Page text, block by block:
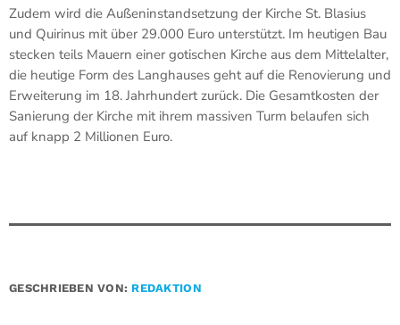
Zudem wird die Außeninstandsetzung der Kirche St. Blasius
und Quirinus mit über 29.000 Euro unterstützt. Im heutigen Bau
stecken teils Mauern einer gotischen Kirche aus dem Mittelalter,
die heutige Form des Langhauses geht auf die Renovierung und
Erweiterung im 18. Jahrhundert zurück. Die Gesamtkosten der
Sanierung der Kirche mit ihrem massiven Turm belaufen sich
auf knapp 2 Millionen Euro.
GESCHRIEBEN VON: REDAKTION